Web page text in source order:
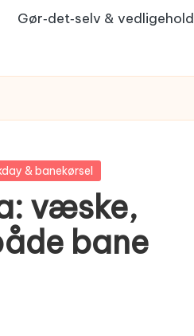
Gør‑det‑selv & vedligehold
& banekørsel
væske,
bane